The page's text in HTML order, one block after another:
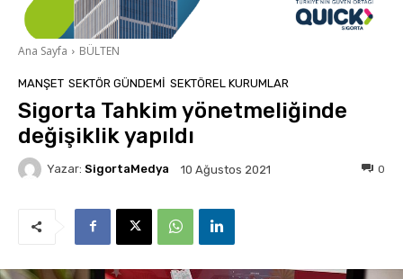
Ana Sayfa BÜLTEN
MANŞET SEKTÖR GÜNDEMİ SEKTÖREL KURUMLAR
Sigorta Tahkim yönetmeliğinde
değişiklik yapıldı
Yazar: SigortaMedya 10 Ağustos 2021 0